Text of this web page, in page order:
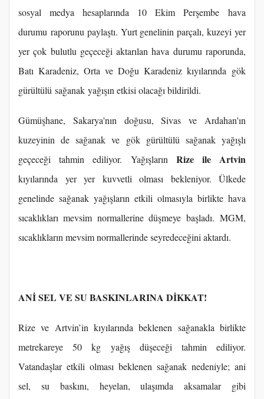
sosyal medya hesaplarında 10 Ekim Perşembe hava
durumu raporunu paylaştı. Yurt genelinin parçalı, kuzeyi yer
yer çok bulutlu geçeceği aktarılan hava durumu raporunda,
Batı Karadeniz, Orta ve Doğu Karadeniz kıyılarında gök
gürültülü sağanak yağışın etkisi olacağı bildirildi.
Gümüşhane, Sakarya'nın doğusu, Sivas ve Ardahan'ın
kuzeyinin de sağanak ve gök gürültülü sağanak yağışlı
geçeceği tahmin ediliyor. Yağışların Rize ile Artvin
kıyılarında yer yer kuvvetli olması bekleniyor. Ülkede
genelinde sağanak yağışların etkili olmasıyla birlikte hava
sıcaklıkları mevsim normallerine düşmeye başladı. MGM,
sıcaklıkların mevsim normallerinde seyredeceğini aktardı.
ANİ SEL VE SU BASKINLARINA DİKKAT!
Rize ve Artvin’in kıyılarında beklenen sağanakla birlikte
metrekareye 50 kg yağış düşeceği tahmin ediliyor.
Vatandaşlar etkili olması beklenen sağanak nedeniyle; ani
sel, su baskını, heyelan, ulaşımda aksamalar gibi